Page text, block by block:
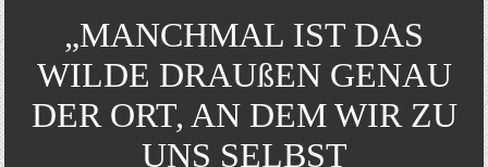
„MANCHMAL IST DAS
WILDE DRAUßEN GENAU
DER ORT, AN DEM WIR ZU
UNS SELBST